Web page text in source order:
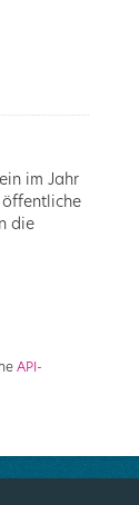
im Jahr
öffentliche
die
API-